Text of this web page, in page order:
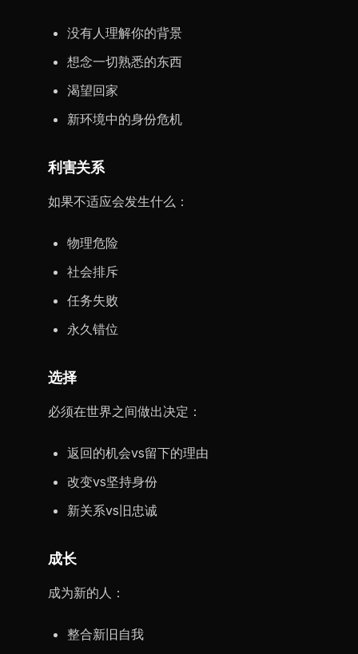
没有人理解你的背景
想念一切熟悉的东西
渴望回家
新环境中的身份危机
利害关系
如果不适应会发生什么：
物理危险
社会排斥
任务失败
永久错位
选择
必须在世界之间做出决定：
返回的机会vs留下的理由
改变vs坚持身份
新关系vs旧忠诚
成长
成为新的人：
整合新旧自我